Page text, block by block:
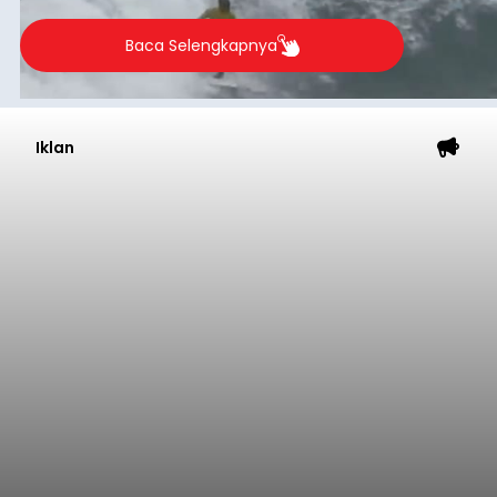
Baca Selengkapnya
Iklan